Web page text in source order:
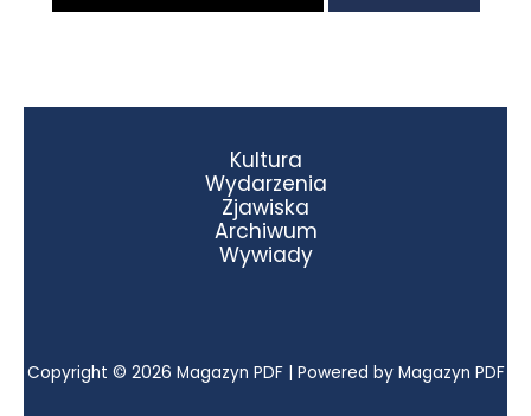
Kultura
Wydarzenia
Zjawiska
Archiwum
Wywiady
Copyright © 2026 Magazyn PDF | Powered by Magazyn PDF